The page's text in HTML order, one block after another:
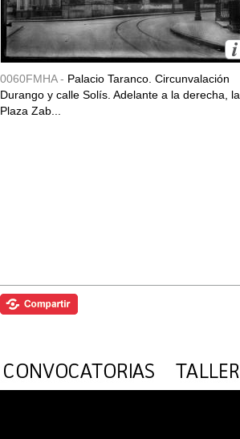
0060FMHA - Palacio Taranco. Circunvalación
Durango y calle Solís. Adelante a la derecha, la
Plaza Zab...